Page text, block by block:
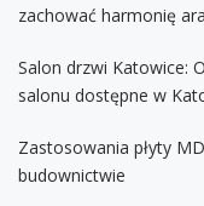
zachować harmonię
Salon drzwi Katowice:
salonu dostępne w
Zastosowania płyty
budownictwie